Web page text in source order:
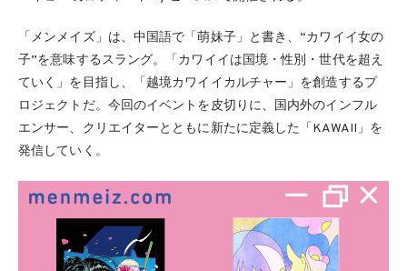
「メンメイズ」は、中国語で「萌妹子」と書き、“カワイイ女の
子”を意味するスラング。「カワイイは国境・性別・世代を超え
ていく」を目指し、「越境カワイイカルチャー」を創造するプ
ロジェクトだ。今回のイベントを皮切りに、国内外のインフル
エンサー、クリエイターとともに新たに定義した「KAWAII」を
発信していく。